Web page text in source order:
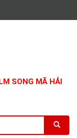
SONG MÃ HẢI